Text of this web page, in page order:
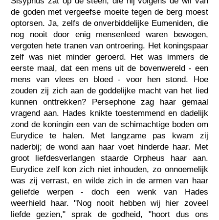
de goden met vergeefse moeite tegen de berg moest
optorsen. Ja, zelfs de onverbiddelijke Eumeniden, die
nog nooit door enig mensenleed waren bewogen,
vergoten hete tranen van ontroering. Het koningspaar
zelf was niet minder geroerd. Het was immers de
eerste maal, dat een mens uit de bovenwereld - een
mens van vlees en bloed - voor hen stond. Hoe
zouden zij zich aan de goddelijke macht van het lied
kunnen onttrekken? Persephone zag haar gemaal
vragend aan. Hades knikte toestemmend en dadelijk
zond de koningin een van de schimachtige boden om
Eurydice te halen. Met langzame pas kwam zij
naderbij; de wond aan haar voet hinderde haar. Met
groot liefdesverlangen staarde Orpheus haar aan.
Eurydice zelf kon zich niet inhouden, zo onnoemelijk
was zij verrast, en wilde zich in de armen van haar
geliefde werpen - doch een wenk van Hades
weerhield haar. "Nog nooit hebben wij hier zoveel
liefde gezien," sprak de godheid, "hoort dus ons